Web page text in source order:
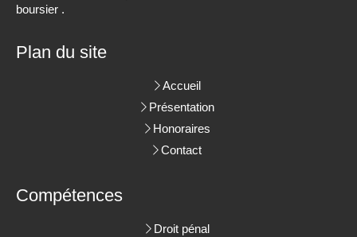
boursier .
Plan du site
Accueil
Présentation
Honoraires
Contact
Compétences
Droit pénal